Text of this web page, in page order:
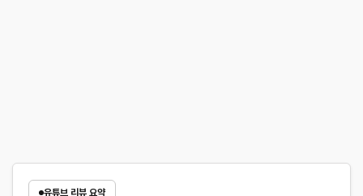
유튜브 리뷰 요약